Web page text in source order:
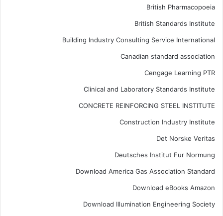
British Pharmacopoeia
British Standards Institute
Building Industry Consulting Service International
Canadian standard association
Cengage Learning PTR
Clinical and Laboratory Standards Institute
CONCRETE REINFORCING STEEL INSTITUTE
Construction Industry Institute
Det Norske Veritas
Deutsches Institut Fur Normung
Download America Gas Association Standard
Download eBooks Amazon
Download Illumination Engineering Society